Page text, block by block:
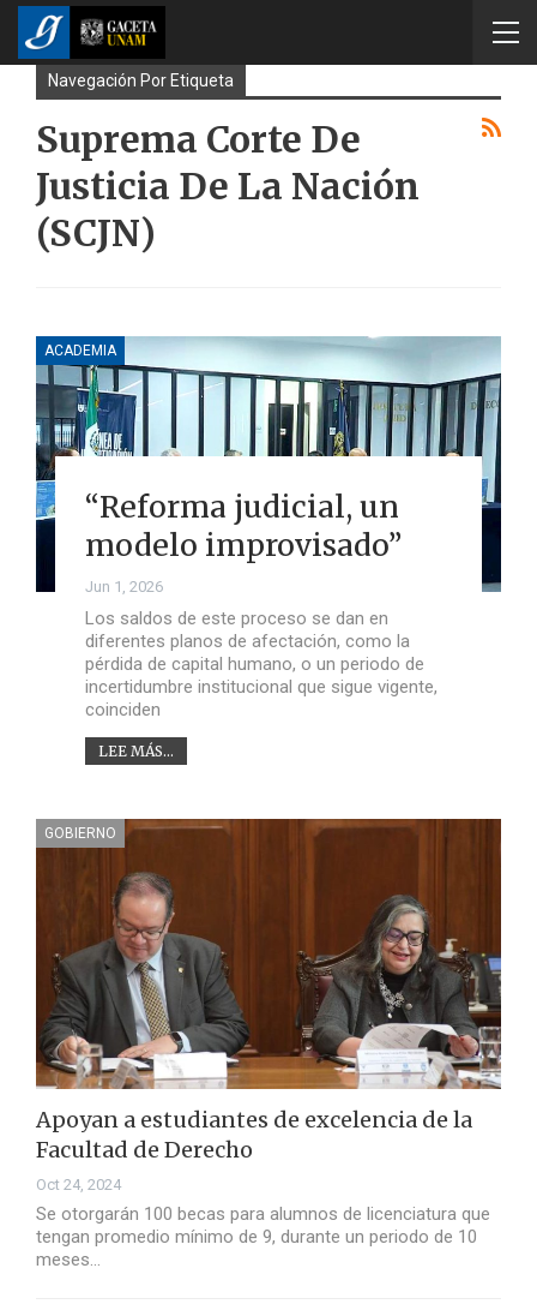
Navegación Por Etiqueta
Suprema Corte De
Justicia De La Nación
(SCJN)
ACADEMIA
“Reforma judicial, un
modelo improvisado”
Jun 1, 2026
Los saldos de este proceso se dan en
diferentes planos de afectación, como la
pérdida de capital humano, o un periodo de
incertidumbre institucional que sigue vigente,
coinciden
LEE MÁS...
GOBIERNO
Apoyan a estudiantes de excelencia de la
Facultad de Derecho
Oct 24, 2024
Se otorgarán 100 becas para alumnos de licenciatura que
tengan promedio mínimo de 9, durante un periodo de 10
meses…